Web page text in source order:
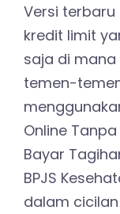
Versi terbaru
kredit limit
saja di mana
temen-
Online
Bayar
BPJS
dalam